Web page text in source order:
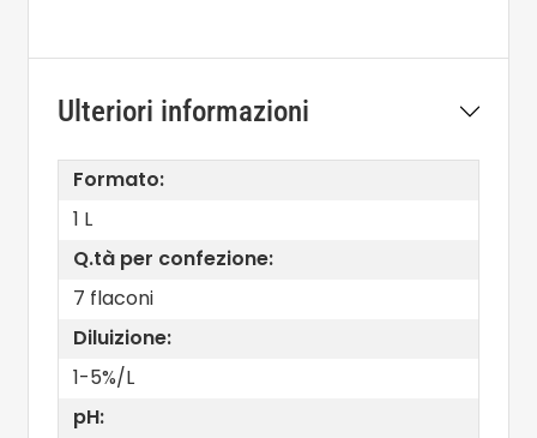
Ulteriori informazioni
Formato:
1 L
Q.tà per confezione:
7 flaconi
Diluizione:
1-5%/L
pH: